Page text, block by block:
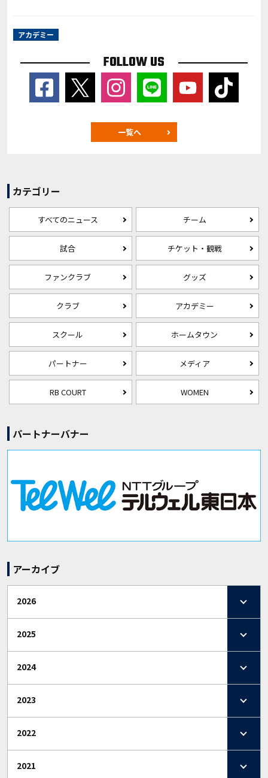
アカデミー
FOLLOW US
一覧へ
カテゴリー
すべてのニュース チーム
試合 チケット・観戦
ファンクラブ グッズ
クラブ アカデミー
スクール ホームタウン
パートナー メディア
RB COURT WOMEN
パートナーバナー
アーカイブ
2026
2025
2024
2023
2022
2021